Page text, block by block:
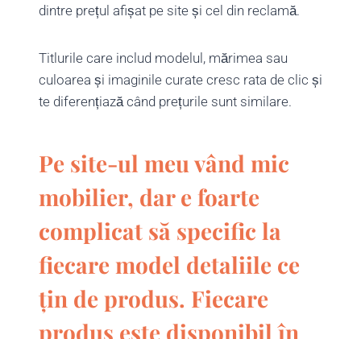
dintre prețul afișat pe site și cel din reclamă.
Titlurile care includ modelul, mărimea sau
culoarea și imaginile curate cresc rata de clic și
te diferențiază când prețurile sunt similare.
Pe site-ul meu vând mic
mobilier, dar e foarte
complicat să specific la
fiecare model detaliile ce
țin de produs. Fiecare
produs este disponibil în